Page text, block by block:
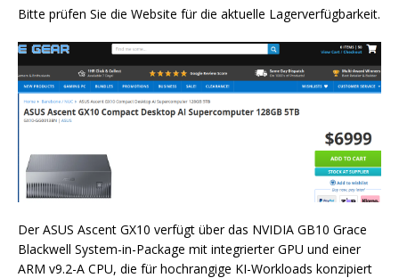
Bitte prüfen Sie die Website für die aktuelle Lagerverfügbarkeit.
Der ASUS Ascent GX10 verfügt über das NVIDIA GB10 Grace
Blackwell System-in-Package mit integrierter GPU und einer
ARM v9.2-A CPU, die für hochrangige KI-Workloads konzipiert